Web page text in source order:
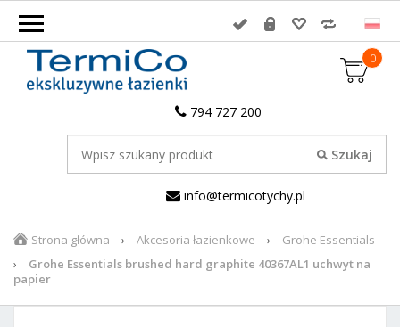
0
794 727 200
info@termicotychy.pl
Strona główna Akcesoria łazienkowe
Grohe Essentials
Grohe Essentials brushed hard graphite 40367AL1 uchwyt na
papier